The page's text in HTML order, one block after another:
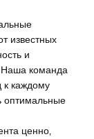
известных
и
Наша команда
к каждому
оптимальные
ценно‚